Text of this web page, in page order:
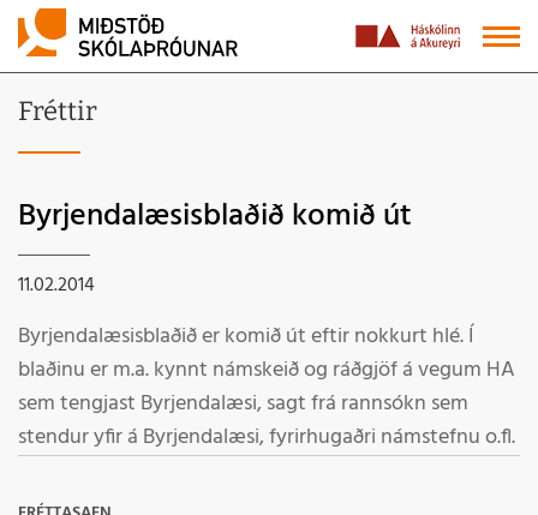
Fréttir
Byrjendalæsisblaðið komið út
11.02.2014
Byrjendalæsisblaðið er komið út eftir nokkurt hlé. Í
blaðinu er m.a. kynnt námskeið og ráðgjöf á vegum HA
sem tengjast Byrjendalæsi, sagt frá rannsókn sem
stendur yfir á Byrjendalæsi, fyrirhugaðri námstefnu o.fl.